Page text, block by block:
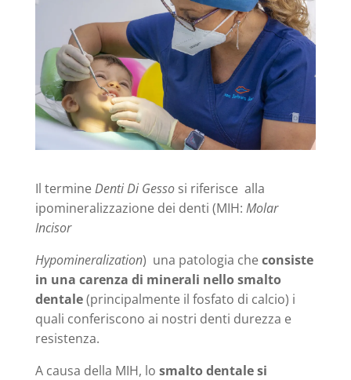
Il termineDenti Di Gessosi riferisce alla
ipomineralizzazione dei denti (MIH: Molar
Incisor
Hypomineralization) una patologia checonsiste
in una carenza di minerali nello smalto
dentale(principalmente il fosfato di calcio) i
quali conferiscono ai nostri denti durezza e
resistenza.
A causa della MIH, lo smalto dentale si